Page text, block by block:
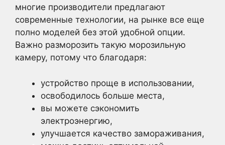
многие производители предлагают
современные технологии, на рынке все еще
полно моделей без этой удобной опции.
Важно разморозить такую морозильную
камеру, потому что благодаря:
устройство проще в использовании,
освободилось больше места,
вы можете сэкономить
электроэнергию,
улучшается качество замораживания,